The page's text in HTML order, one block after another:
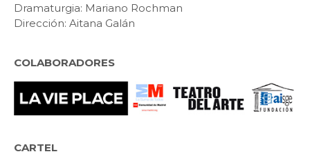
Dramaturgia: Mariano Rochman
Dirección: Aitana Galán
COLABORADORES
CARTEL